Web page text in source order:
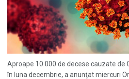
Aproape 10.000 de decese cauzate de
în luna decembrie, a anunţat miercuri